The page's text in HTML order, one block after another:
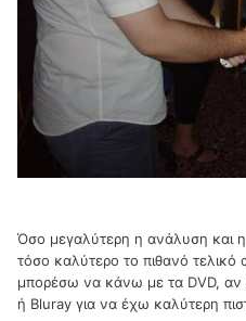
Όσο μεγαλύτερη η ανάλυση και
τόσο καλύτερο το πιθανό
μπορέσω να κάνω με τα DVD,
ή Bluray για να έχω καλύτερη